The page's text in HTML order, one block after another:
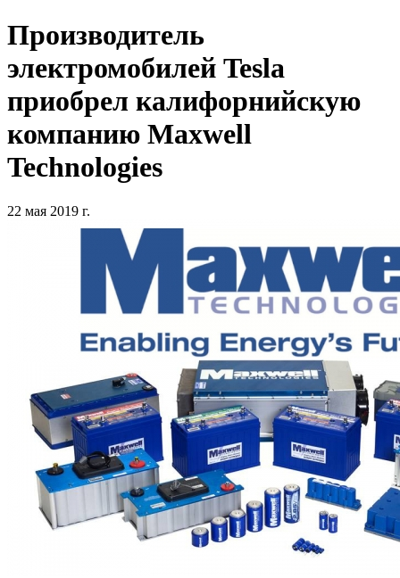
Производитель
электромобилей Tesla
приобрел калифорнийскую
компанию Maxwell
Technologies
22 мая 2019 г.